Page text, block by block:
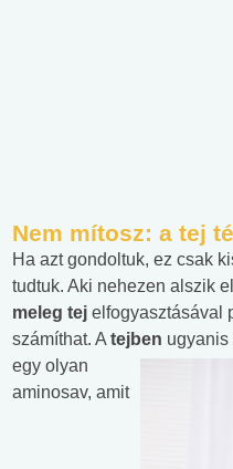
Nem mítosz: a tej
Ha azt gondoltuk, ez csak
tudtuk. Aki nehezen alszik
meleg tej elfogyasztásával
számíthat. A tejben ugyanis
egy olyan
aminosav, amit